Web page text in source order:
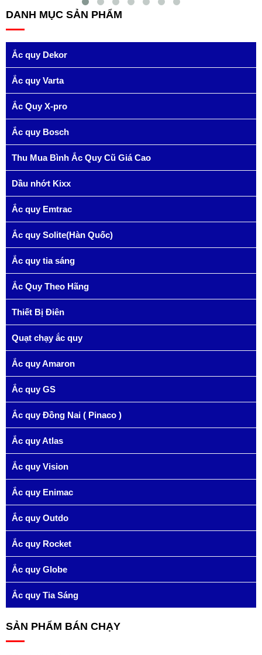
DANH MỤC SẢN PHẨM
Ắc quy Dekor
Ắc quy Varta
Ắc Quy X-pro
Ắc quy Bosch
Thu Mua Bình Ắc Quy Cũ Giá Cao
Dầu nhớt Kixx
Ắc quy Emtrac
Ắc quy Solite(Hàn Quốc)
Ắc quy tia sáng
Ắc Quy Theo Hãng
Thiết Bị Điên
Quạt chạy ắc quy
Ắc quy Amaron
Ắc quy GS
Ắc quy Đồng Nai ( Pinaco )
Ắc quy Atlas
Ắc quy Vision
Ắc quy Enimac
Ắc quy Outdo
Ắc quy Rocket
Ắc quy Globe
Ắc quy Tia Sáng
SẢN PHẨM BÁN CHẠY